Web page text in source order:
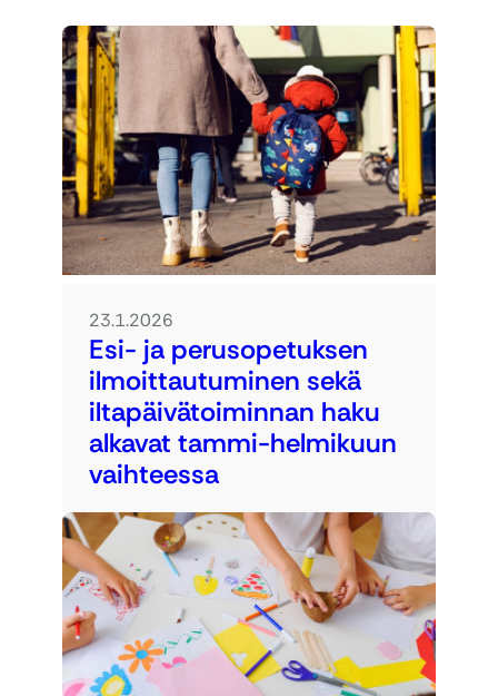
23.1.2026
Esi- ja perusopetuksen
ilmoittautuminen sekä
iltapäivätoiminnan haku
alkavat tammi-helmikuun
vaihteessa